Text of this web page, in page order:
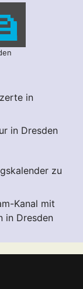
in
in Dresden
zu
Kanal mit
in Dresden